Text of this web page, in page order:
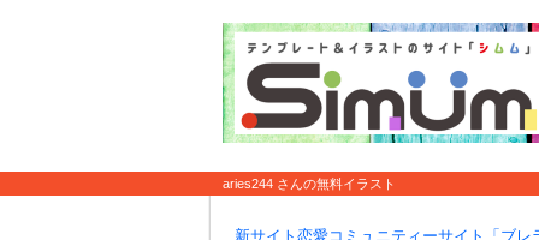
aries244 さんの無料イラスト
新サイト恋愛コミュニティーサイト「ブレ